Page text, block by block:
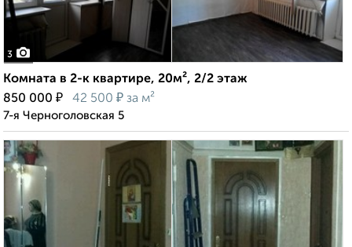
3
Комната в 2-к квартире, 20м², 2/2 этаж
850 000 ₽ 42 500 ₽ за м²
7-я Черноголовская 5